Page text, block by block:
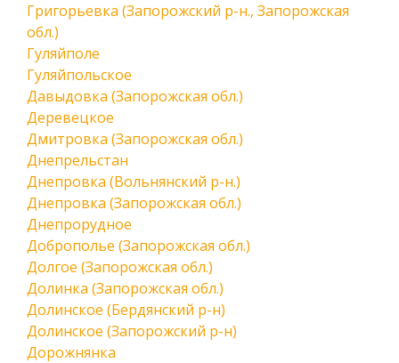
Григорьевка (Запорожский р-н., Запорожская
обл.)
Гуляйполе
Гуляйпольское
Давыдовка (Запорожская обл.)
Деревецкое
Дмитровка (Запорожская обл.)
Днепрельстан
Днепровка (Вольнянский р-н.)
Днепровка (Запорожская обл.)
Днепрорудное
Доброполье (Запорожская обл.)
Долгое (Запорожская обл.)
Долинка (Запорожская обл.)
Долинское (Бердянский р-н)
Долинское (Запорожский р-н)
Дорожнянка